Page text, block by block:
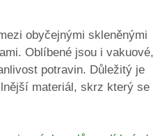
obyčejnými skleněnými
Oblíbené jsou i vakuové,
potravin. Důležitý je
materiál, skrz který se